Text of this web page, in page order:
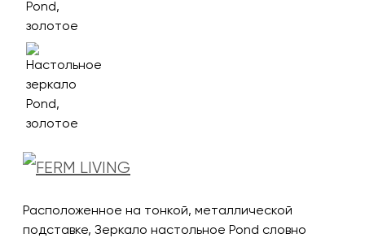
Расположенное на тонкой, металлической
подставке, Зеркало настольное Pond словно